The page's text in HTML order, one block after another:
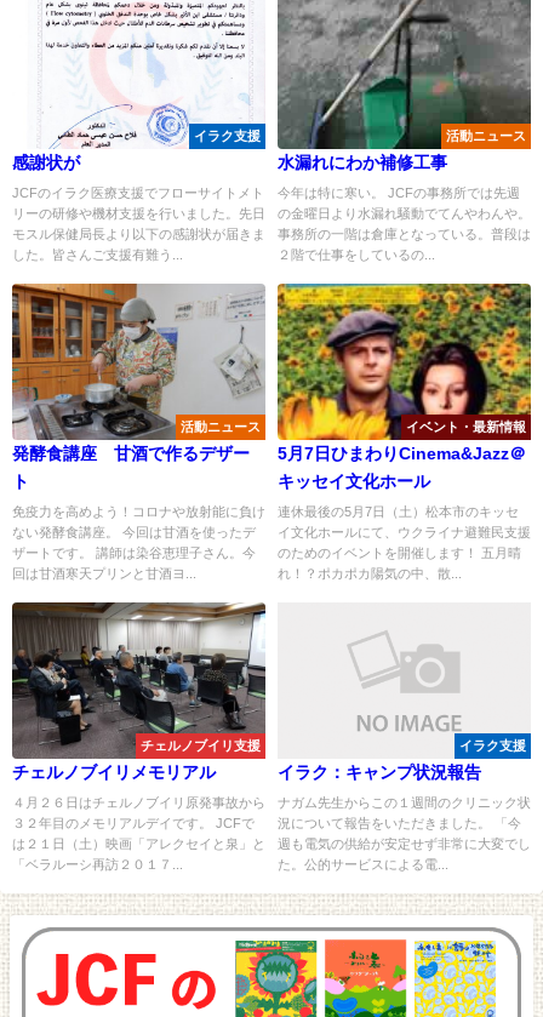
イラク支援
感謝状が
JCFのイラク医療支援でフローサイトメト
リーの研修や機材支援を行いました。先日
モスル保健局長より以下の感謝状が届きま
した。皆さんご支援有難う...
活動ニュース
水漏れにわか補修工事
今年は特に寒い。 JCFの事務所では先週
の金曜日より水漏れ騒動でてんやわんや。
事務所の一階は倉庫となっている。普段は
２階で仕事をしているの...
活動ニュース
発酵食講座 甘酒で作るデザー
ト
免疫力を高めよう！コロナや放射能に負け
ない発酵食講座。 今回は甘酒を使ったデ
ザートです。 講師は染谷恵理子さん。今
回は甘酒寒天プリンと甘酒ヨ...
イベント・最新情報
5月7日ひまわりCinema&Jazz＠
キッセイ文化ホール
連休最後の5月7日（土）松本市のキッセ
イ文化ホールにて、ウクライナ避難民支援
のためのイベントを開催します！ 五月晴
れ！？ポカポカ陽気の中、散...
チェルノブイリ支援
チェルノブイリメモリアル
４月２６日はチェルノブイリ原発事故から
３２年目のメモリアルデイです。 JCFで
は２１日（土）映画「アレクセイと泉」と
「ベラルーシ再訪２０１７...
イラク支援
イラク：キャンプ状況報告
ナガム先生からこの１週間のクリニック状
況について報告をいただきました。 「今
週も電気の供給が安定せず非常に大変でし
た。公的サービスによる電...